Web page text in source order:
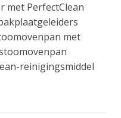
met PerfectClean
met
reinigingsmiddel